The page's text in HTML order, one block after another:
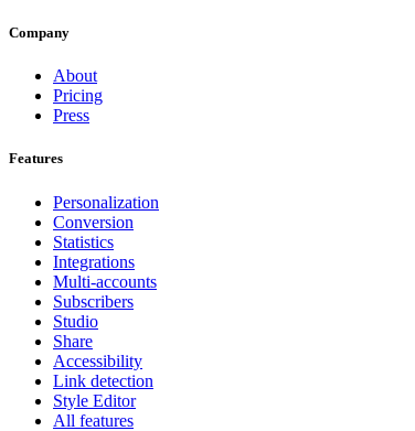
Company
About
Pricing
Press
Features
Personalization
Conversion
Statistics
Integrations
Multi-accounts
Subscribers
Studio
Share
Accessibility
Link detection
Style Editor
All features